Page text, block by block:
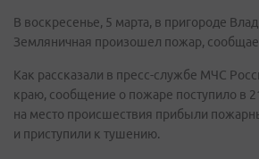
В воскресенье, 5 марта, в пригороде
Земляничная произошел пожар,
Как рассказали в пресс-службе МЧС
краю, сообщение о пожаре поступило в
на место происшествия прибыли
и приступили к тушению.